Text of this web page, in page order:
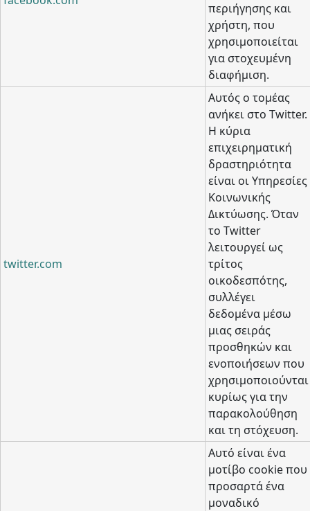
περιήγησης και
χρήστη, που
χρησιμοποιείται
για στοχευμένη
διαφήμιση.
twitter.com
Αυτός ο τομέας
ανήκει στο Twitter.
Η κύρια
επιχειρηματική
δραστηριότητα
είναι οι Υπηρεσίες
Κοινωνικής
Δικτύωσης. Όταν
το Twitter
λειτουργεί ως
τρίτος
οικοδεσπότης,
συλλέγει
δεδομένα μέσω
μιας σειράς
προσθηκών και
ενοποιήσεων που
χρησιμοποιούνται
κυρίως για την
παρακολούθηση
και τη στόχευση.
Αυτό είναι ένα
μοτίβο cookie που
προσαρτά ένα
μοναδικό